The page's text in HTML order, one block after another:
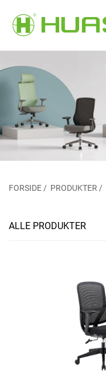
FORSIDE / PRODUKTER /
ALLE PRODUKTER